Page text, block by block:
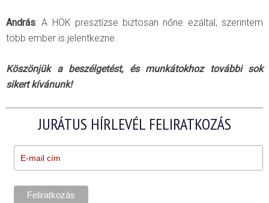
András: A HÖK presztízse biztosan nőne ezáltal, szerintem
több ember is jelentkezne.
Köszönjük a beszélgetést, és munkátokhoz további sok
sikert kívánunk!
JURÁTUS HÍRLEVÉL FELIRATKOZÁS